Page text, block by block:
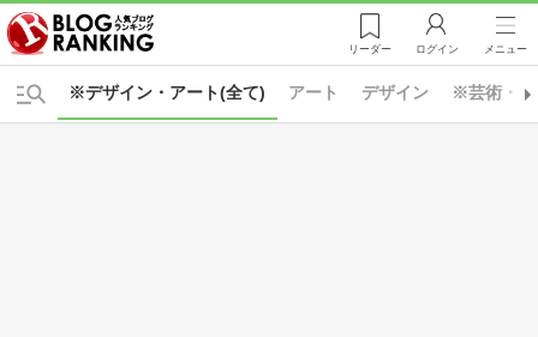
リーダー ログイン メニュー
※デザイン・アート(全て) ※芸術・人
アート デザイン